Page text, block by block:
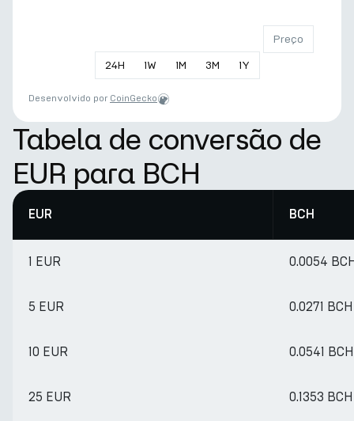
24H 1W 1M 3M 1Y
Preço
Desenvolvido por CoinGecko
Tabela de conversão de
EUR para BCH
EUR BCH
1 EUR 0.0054
5 EUR 0.0271 BCH
10 EUR 0.0541 BCH
25 EUR 0.1353 BCH